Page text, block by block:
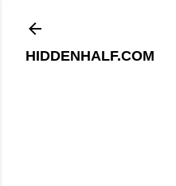
HIDDENHALF.COM